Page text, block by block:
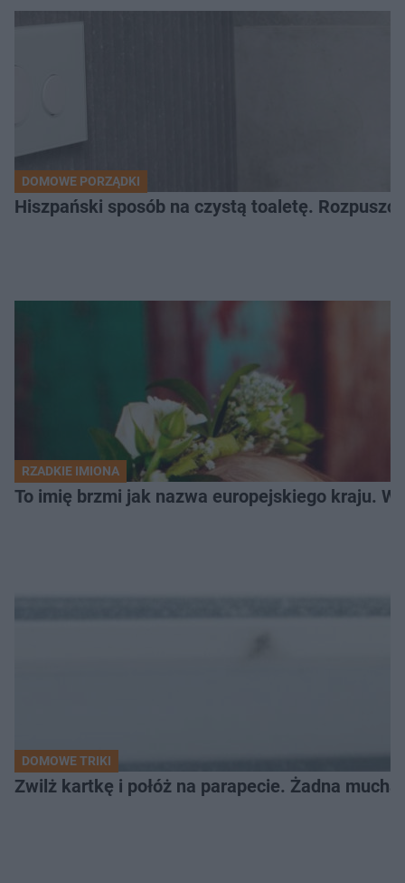
DOMOWE PORZĄDKI
Hiszpański sposób na czystą toaletę.
RZADKIE IMIONA
To imię brzmi jak nazwa europejskiego kraju.
DOMOWE TRIKI
Zwilż kartkę i połóż na parapecie. Żadna